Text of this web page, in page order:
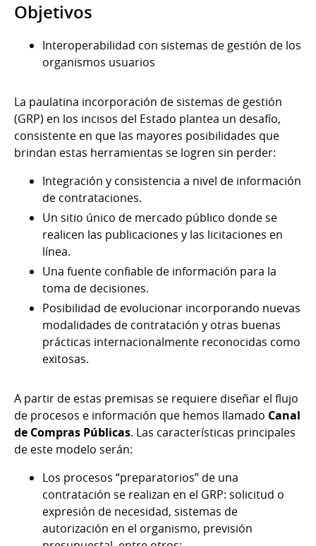
Objetivos
Interoperabilidad con sistemas de gestión de los
organismos usuarios
La paulatina incorporación de sistemas de gestión
(GRP) en los incisos del Estado plantea un desafío,
consistente en que las mayores posibilidades que
brindan estas herramientas se logren sin perder:
Integración y consistencia a nivel de información
de contrataciones.
Un sitio único de mercado público donde se
realicen las publicaciones y las licitaciones en
línea.
Una fuente confiable de información para la
toma de decisiones.
Posibilidad de evolucionar incorporando nuevas
modalidades de contratación y otras buenas
prácticas internacionalmente reconocidas como
exitosas.
A partir de estas premisas se requiere diseñar el flujo
de procesos e información que hemos llamado Canal
de Compras Públicas. Las características principales
de este modelo serán:
Los procesos “preparatorios” de una
contratación se realizan en el GRP: solicitud o
expresión de necesidad, sistemas de
autorización en el organismo, previsión